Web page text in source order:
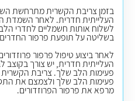
בזמן צריבת הקשרית מתרחשת
העלייתית חדרית. לאחר השמדת
לשלוח אותות חשמליים לחדרי
בשליטה על תופעת פרפור
לאחר ביצוע טיפול פרפור
העלייתית חדרית, יש צורך
פעימות הלב שלך. צריבת
פעימות הלב שלך ולצמצם את
מרפא את פרפור הפרוזדורים.